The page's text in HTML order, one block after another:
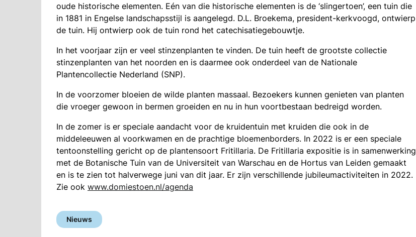
oude historische elementen. Eén van die historische elementen is de ‘slingertoen’, een tuin die
in 1881 in Engelse landschapsstijl is aangelegd. D.L. Broekema, president-kerkvoogd, ontwierp
de tuin. Hij ontwierp ook de tuin rond het catechisatiegebouwtje.
In het voorjaar zijn er veel stinzenplanten te vinden. De tuin heeft de grootste collectie
stinzenplanten van het noorden en is daarmee ook onderdeel van de Nationale
Plantencollectie Nederland (SNP).
In de voorzomer bloeien de wilde planten massaal. Bezoekers kunnen genieten van planten
die vroeger gewoon in bermen groeiden en nu in hun voortbestaan bedreigd worden.
In de zomer is er speciale aandacht voor de kruidentuin met kruiden die ook in de
middeleeuwen al voorkwamen en de prachtige bloemenborders. In 2022 is er een speciale
tentoonstelling gericht op de plantensoort Fritillaria. De Fritillaria expositie is in samenwerking
met de Botanische Tuin van de Universiteit van Warschau en de Hortus van Leiden gemaakt
en is te zien tot halverwege juni van dit jaar. Er zijn verschillende jubileumactiviteiten in 2022.
Zie ook www.domiestoen.nl/agenda
Nieuws